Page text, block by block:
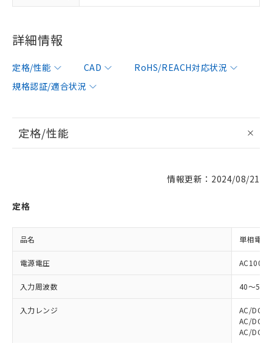
詳細情報
定格/性能 CAD
RoHS/REACH対応状況
規格認証/適合状況
定格/性能
情報更新：2024/08/21
定格
品名 単相電圧
電源電圧 AC100～
入力周波数 40～
入力レンジ
AC/DC0
AC/DC0
AC/DC0